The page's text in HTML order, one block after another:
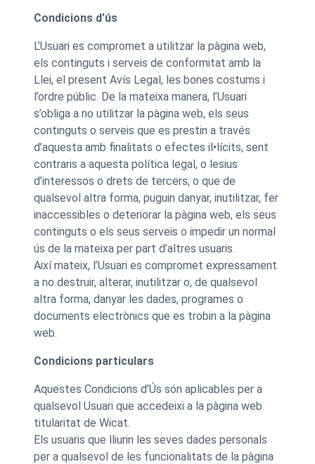
Condicions d’ús
L’Usuari es compromet a utilitzar la pàgina web,
els continguts i serveis de conformitat amb la
Llei, el present Avís Legal, les bones costums i
l’ordre públic. De la mateixa manera, l’Usuari
s’obliga a no utilitzar la pàgina web, els seus
continguts o serveis que es prestin a través
d’aquesta amb finalitats o efectes il•lícits, sent
contraris a aquesta política legal, o lesius
d’interessos o drets de tercers, o que de
qualsevol altra forma, puguin danyar, inutilitzar, fer
inaccessibles o deteriorar la pàgina web, els seus
continguts o els seus serveis o impedir un normal
ús de la mateixa per part d’altres usuaris.
Així mateix, l’Usuari es compromet expressament
a no destruir, alterar, inutilitzar o, de qualsevol
altra forma, danyar les dades, programes o
documents electrònics que es trobin a la pàgina
web.
Condicions particulars
Aquestes Condicions d’Ús són aplicables per a
qualsevol Usuari que accedeixi a la pàgina web
titularitat de Wicat.
Els usuaris que lliurin les seves dades personals
per a qualsevol de les funcionalitats de la pàgina